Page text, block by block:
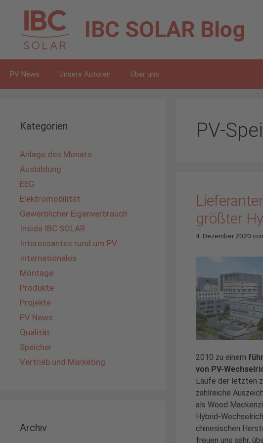
springen
IBC SOLAR Blog
PV News Unsere Autoren Über uns
PV-
größter
4. Dezember 2020 von
2010 zu einem
von PV-
Laufe der letzten
zahlreiche
als Wood
Hybrid-
chinesischen
freuen uns sehr,
Kategorien
Anlage des Monats
Ausbildung
EEG
Elektromobilität
Gewerblicher Eigenverbrauch
Inside IBC SOLAR
Interessantes rund um PV
Internationales
Montage
Produkte
Projekte
PV News
Qualität
Speicher
Vertrieb und Marketing
Archiv